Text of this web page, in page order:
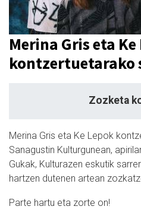
Merina Gris eta
kontzertuetarako
Zozketa
Merina Gris eta Ke Lepok
Sanagustin Kulturgunean,
Gukak, Kulturazen eskutik
hartzen dutenen artean
Parte hartu eta zorte on!